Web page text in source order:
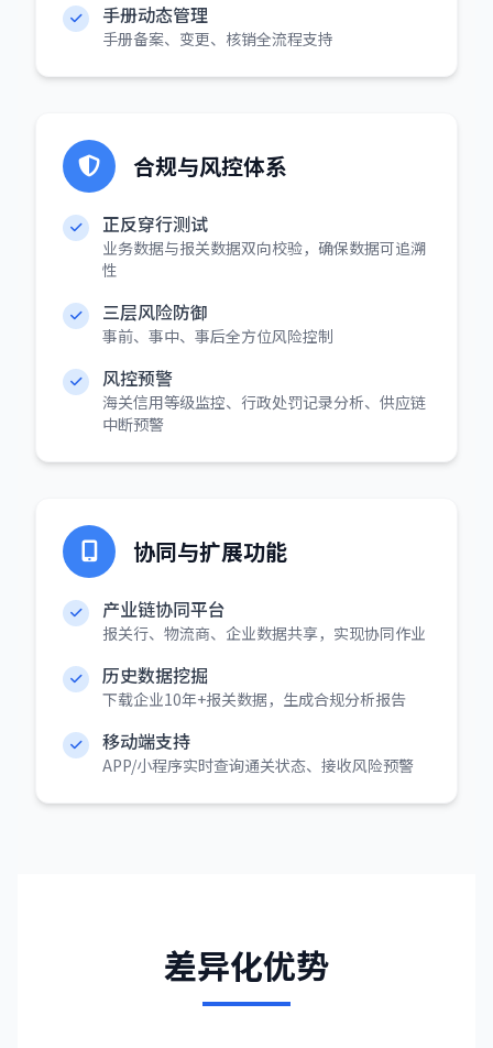
手册动态管理
手册备案、变更、核销全流程支持
合规与风控体系
正反穿行测试
业务数据与报关数据双向校验，确保数据可追溯
性
三层风险防御
事前、事中、事后全方位风险控制
风控预警
海关信用等级监控、行政处罚记录分析、供应链
中断预警
协同与扩展功能
产业链协同平台
报关行、物流商、企业数据共享，实现协同作业
历史数据挖掘
下载企业10年+报关数据，生成合规分析报告
移动端支持
APP/小程序实时查询通关状态、接收风险预警
差异化优势